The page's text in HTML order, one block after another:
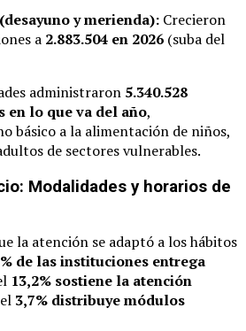
y merienda): Crecieron
a 2.883.504 en 2026 (suba del
administraron 5.340.528
en lo que va del año,
básico a la alimentación de niños,
de sectores vulnerables.
Modalidades y horarios de
la atención se adaptó a los hábitos
de las instituciones entrega
13,2% sostiene la atención
3,7% distribuye módulos